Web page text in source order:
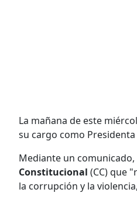
La mañana de este
su cargo como Presidenta
Mediante un
Constitucional (CC) que
la corrupción y la